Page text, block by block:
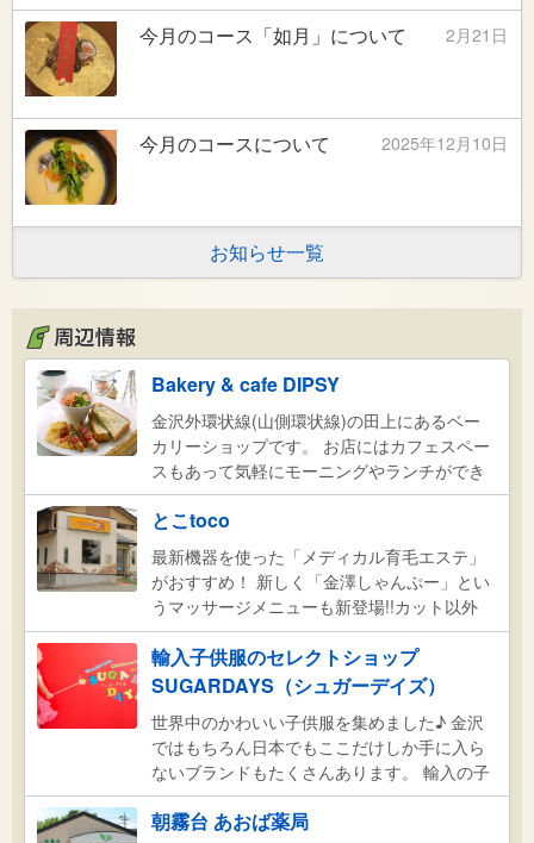
2月21日
今月のコース「如月」について
2025年12月10日
今月のコースについて
お知らせ一覧
Bakery & cafe DIPSY
金沢外環状線(山側環状線)の田上にあるベー
カリーショップです。 お店にはカフェスペー
スもあって気軽にモーニングやランチができ
ます。 日替り食パンの水曜日が黒豆食パンと
くるみイチヂク食パンに変わりました。
とこtoco
最新機器を使った「メディカル育毛エステ」
がおすすめ！ 新しく「金澤しゃんぷー」とい
うマッサージメニューも新登場!!カット以外
に、カラー・パーマにも気をつかっておりま
す。もちろんトッピングメニューも充実！こ
んなあんな地域密着店です。
輸入子供服のセレクトショップ
SUGARDAYS（シュガーデイズ）
世界中のかわいい子供服を集めました♪ 金沢
ではもちろん日本でもここだけしか手に入ら
ないブランドもたくさんあります。 輸入の子
供服は高いイメージがありますが、各国のメ
ーカーとの直接取引でお求めやすい価格で提
朝霧台 あおば薬局